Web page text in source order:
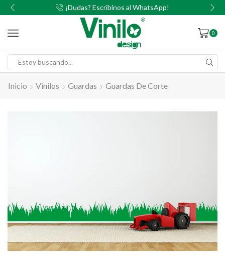
¡Dudas? Escribinos al WhatsApp!
0
Inicio Vinilos Guardas Guardas De Corte